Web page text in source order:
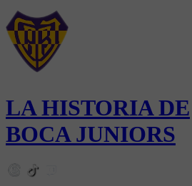
LA HISTORIA DE
BOCA JUNIORS